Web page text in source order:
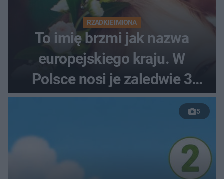
RZADKIE IMIONA
To imię brzmi jak nazwa
europejskiego kraju. W
Polsce nosi je zaledwie 3
kobiety
5